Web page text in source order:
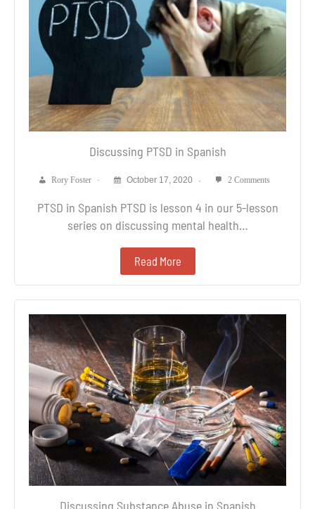
Discussing PTSD in Spanish
Rory Foster October 17, 2020 2 Comments
PTSD in Spanish PTSD is lesson 4 in our 5-lesson
series on discussing mental health…
Read More
Discussing Substance Abuse in Spanish